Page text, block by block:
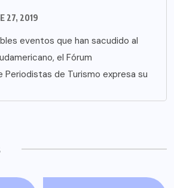
27, 2019
eventos que han sacudido al
el Fórum
Periodistas de Turismo expresa su